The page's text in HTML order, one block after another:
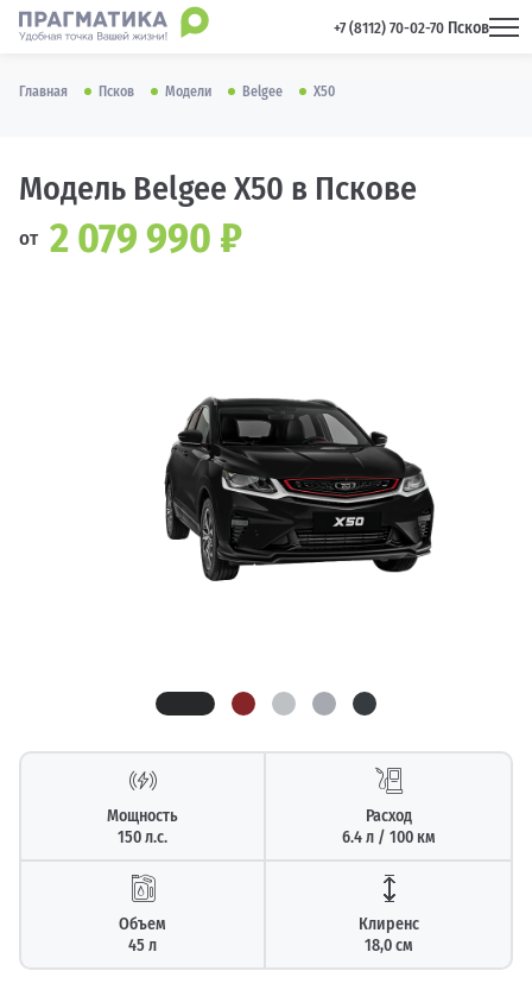
+7 (8112) 70-02-70 Псков
Главная Псков Модели Belgee X50
Модель Belgee X50 в Пскове
от 2 079 990 ₽
Мощность
150 л.с.
Расход
6.4 л / 100 км
Объем
45 л
Клиренс
18,0 см